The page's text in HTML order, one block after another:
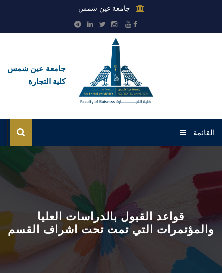
جامعة عين شمس
جامعة عين شمس
كلية التجارة
القائمة
عن الكلية
القطاعاتقواعد القبول بالدراسات العليا
والمؤتمرات التي تمت تحت اشراف القسم